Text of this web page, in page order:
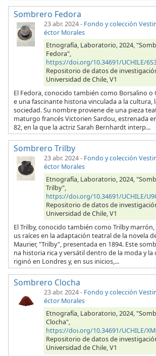
Sombrero Fedora
23 abr. 2024- Fondo y colección
éctor Morales
Etnografía, Laboratorio, 2024,
Fedora",
https://doi.org/10.34691/UCHILE/
Repositorio de datos de
Universidad de Chile, V1
El Fedora, conocido también como Borsalino o
e una fascinante historia vinculada a la cultura,
sociedad. Su nombre proviene de una pieza
maturgo francés Victorien Sardou, estrenada
82, en la que la actriz Sarah Bernhardt interp...
Sombrero Trilby
23 abr. 2024- Fondo y colección
éctor Morales
Etnografía, Laboratorio, 2024,
Trilby",
https://doi.org/10.34691/UCHILE/
Repositorio de datos de
Universidad de Chile, V1
El Trilby, conocido también como Trilby
us raíces en la adaptación teatral de la novela
Maurier, "Trilby", presentada en 1894. Este
na historia rica y versátil dentro de la moda y la
riginó en Londres y, en sus inicios,...
Sombrero Clocha
23 abr. 2024- Fondo y colección
éctor Morales
Etnografía, Laboratorio, 2024,
Clocha",
https://doi.org/10.34691/UCHILE/
Repositorio de datos de
Universidad de Chile, V1